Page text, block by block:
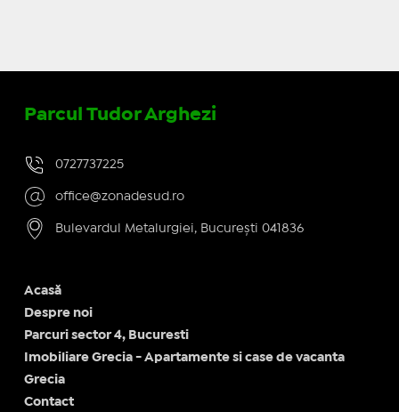
Parcul Tudor Arghezi
0727737225
office@zonadesud.ro
Bulevardul Metalurgiei, București 041836
Acasă
Despre noi
Parcuri sector 4, Bucuresti
Imobiliare Grecia - Apartamente si case de vacanta
Grecia
Contact